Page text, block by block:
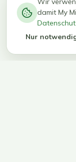
kg in 12
Wochen
ihr Ziel
damit My
Nur